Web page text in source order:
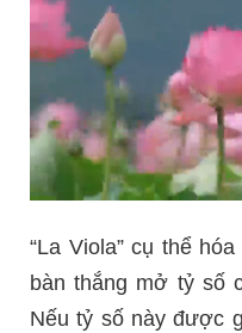
“La Viola” cụ thể
bàn thắng mở tỷ số
Nếu tỷ số này được